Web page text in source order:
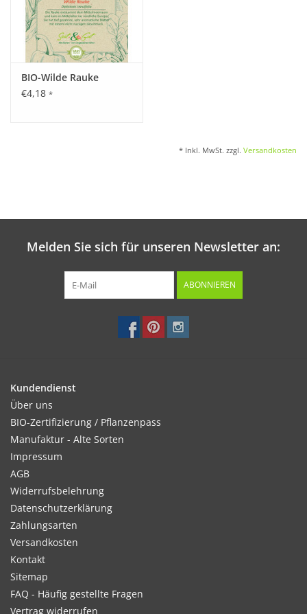
BIO-Wilde Rauke
€4,18 *
* Inkl. MwSt. zzgl. Versandkosten
Melden Sie sich für unseren Newsletter an:
ABONNIEREN
Kundendienst
Über uns
BIO-Zertifizierung / Pflanzenpass
Manufaktur - Alte Sorten
Impressum
AGB
Widerrufsbelehrung
Datenschutzerklärung
Zahlungsarten
Versandkosten
Kontakt
Sitemap
FAQ - Häufig gestellte Fragen
Vertrag widerrufen